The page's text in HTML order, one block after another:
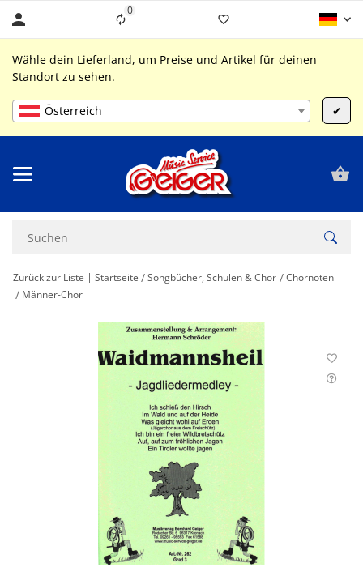
0Liste ist leer
Wähle dein Lieferland, um Preise und Artikel für deinen
Standort zu sehen.
Österreich ✔
Zurück zur Liste Startseite Songbücher, Schulen & Chor
Chornoten
Männer-Chor